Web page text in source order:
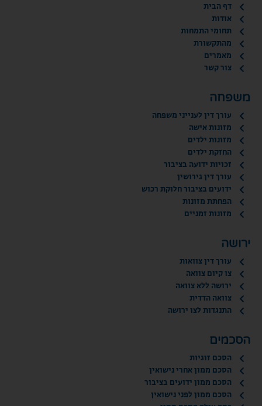
דף הבית
אודות
תחומי התמחות
מהתקשורת
מאמרים
צור קשר
משפחה
עורך דין לענייני משפחה
מזונות אישה
מזונות ילדים
החזקת ילדים
זכויות ידועה בציבור
עורך דין גירושין
ידועים בציבור חלוקת רכוש
הפחתת מזונות
מזונות זמניים
ירושה
עורך דין צוואות
צו קיום צוואה
ירושה ללא צוואה
צוואה הדדית
התנגדות לצו ירושה
הסכמים
הסכם זוגיות
הסכם ממון אחרי נישואין
הסכם ממון ידועים בציבור
הסכם ממון לפני נישואין